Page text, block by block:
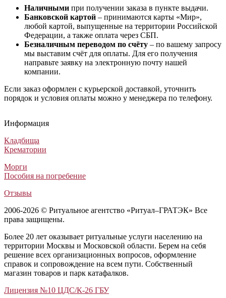
Наличными при получении заказа в пункте выдачи.
Банковской картой – принимаются карты «Мир»,
любой картой, выпущенные на территории Российской
Федерации, а также оплата через СБП.
Безналичным переводом по счёту – по вашему запросу
мы выставим счёт для оплаты. Для его получения
направьте заявку на электронную почту нашей
компании.
Если заказ оформлен с курьерской доставкой, уточнить
порядок и условия оплаты можно у менеджера по телефону.
Венки из живых цветов
Венки из живых цветов
Венки из искусственных цветов
Венки из живых цветов
Информация
Кладбища
Крематории
Морги
Пособия на погребение
Отзывы
2006-2026 © Ритуальное агентство «Ритуал–ГРАТЭК» Все
права защищены.
Более 20 лет оказывает ритуальные услуги населению на
территории Москвы и Московской области. Берем на себя
решение всех организационных вопросов, оформление
справок и сопровождение на всем пути. Собственный
магазин товаров и парк катафалков.
Лицензия №10 ЦДС/К-26 ГБУ